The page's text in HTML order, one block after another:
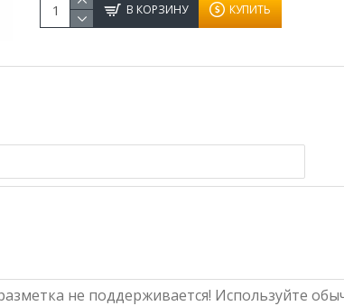
В КОРЗИНУ КУПИТЬ
не поддерживается! Используйте